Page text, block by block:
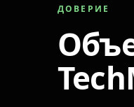
ДОВЕРИЕ